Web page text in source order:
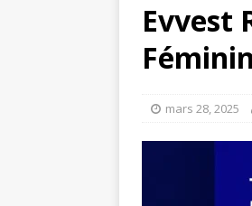
Evvest
mars 28, 2025